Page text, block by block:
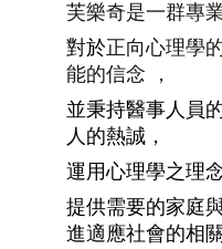
芙樂奇是一群專
對於正向心理學
能的信念 ，
並秉持醫事人員
人的熱誠，
運用心理學之理
提供需要的家庭
進適應社會的相